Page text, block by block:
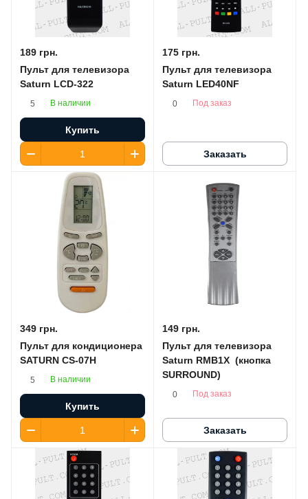
189 грн.
Пульт для телевизора
Saturn LCD-322
5 В наличии
Купить
175 грн.
Пульт для телевизора
Saturn LED40NF
0 Под заказ
Заказать
349 грн.
Пульт для кондиционера
SATURN CS-07H
5 В наличии
Купить
149 грн.
Пульт для телевизора
Saturn RMB1X (кнопка
SURROUND)
0 Под заказ
Заказать